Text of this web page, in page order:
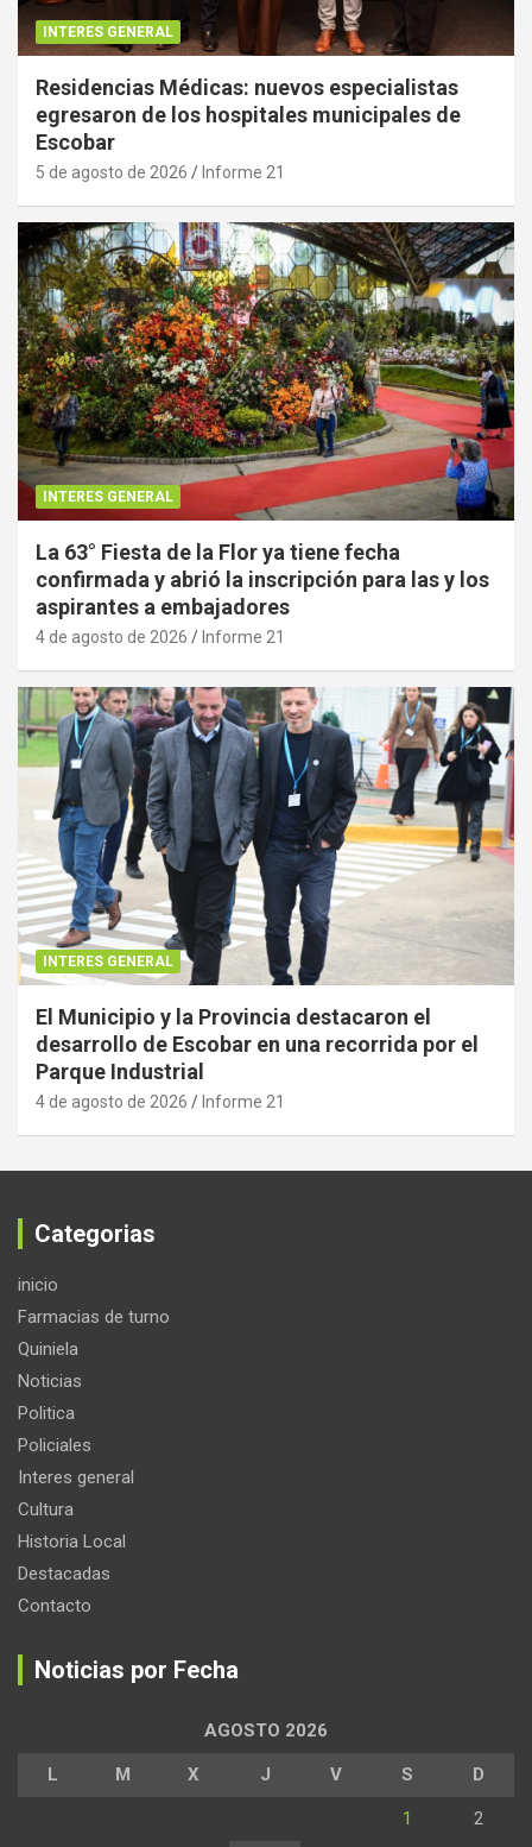
INTERES GENERAL
Residencias Médicas: nuevos especialistas
egresaron de los hospitales municipales de
Escobar
5 de agosto de 2026 Informe 21
INTERES GENERAL
La 63° Fiesta de la Flor ya tiene fecha
confirmada y abrió la inscripción para las y los
aspirantes a embajadores
4 de agosto de 2026 Informe 21
INTERES GENERAL
El Municipio y la Provincia destacaron el
desarrollo de Escobar en una recorrida por el
Parque Industrial
4 de agosto de 2026 Informe 21
Categorias
inicio
Farmacias de turno
Quiniela
Noticias
Politica
Policiales
Interes general
Cultura
Historia Local
Destacadas
Contacto
Noticias por Fecha
AGOSTO 2026
L M X J V S D
1 2